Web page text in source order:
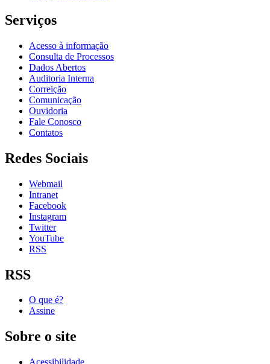
Serviços
Acesso à informação
Consulta de Processos
Dados Abertos
Auditoria Interna
Correição
Comunicação
Ouvidoria
Fale Conosco
Contatos
Redes Sociais
Webmail
Intranet
Facebook
Instagram
Twitter
YouTube
RSS
RSS
O que é?
Assine
Sobre o site